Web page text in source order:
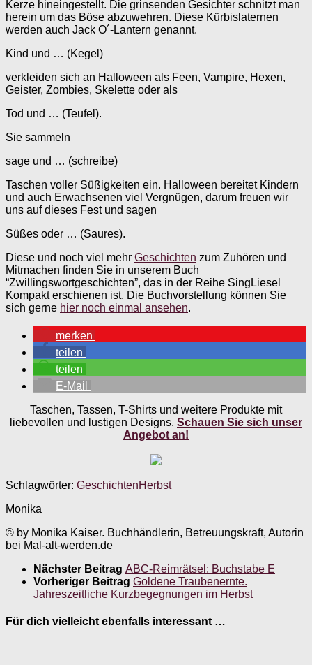
Kerze hineingestellt. Die grinsenden Gesichter schnitzt man
herein um das Böse abzuwehren. Diese Kürbislaternen
werden auch Jack O´-Lantern genannt.
Kind und … (Kegel)
verkleiden sich an Halloween als Feen, Vampire, Hexen,
Geister, Zombies, Skelette oder als
Tod und … (Teufel).
Sie sammeln
sage und … (schreibe)
Taschen voller Süßigkeiten ein. Halloween bereitet Kindern
und auch Erwachsenen viel Vergnügen, darum freuen wir
uns auf dieses Fest und sagen
Süßes oder … (Saures).
Diese und noch viel mehr Geschichten zum Zuhören und
Mitmachen finden Sie in unserem Buch
“Zwillingswortgeschichten”, das in der Reihe SingLiesel
Kompakt erschienen ist. Die Buchvorstellung können Sie
sich gerne hier noch einmal ansehen.
merken
teilen
teilen
E-Mail
Taschen, Tassen, T-Shirts und weitere Produkte mit
liebevollen und lustigen Designs. Schauen Sie sich unser
Angebot an!
Schlagwörter: GeschichtenHerbst
Monika
© by Monika Kaiser. Buchhändlerin, Betreuungskraft, Autorin
bei Mal-alt-werden.de
Nächster Beitrag ABC-Reimrätsel: Buchstabe E
Vorheriger Beitrag Goldene Traubenernte.
Jahreszeitliche Kurzbegegnungen im Herbst
Für dich vielleicht ebenfalls interessant …